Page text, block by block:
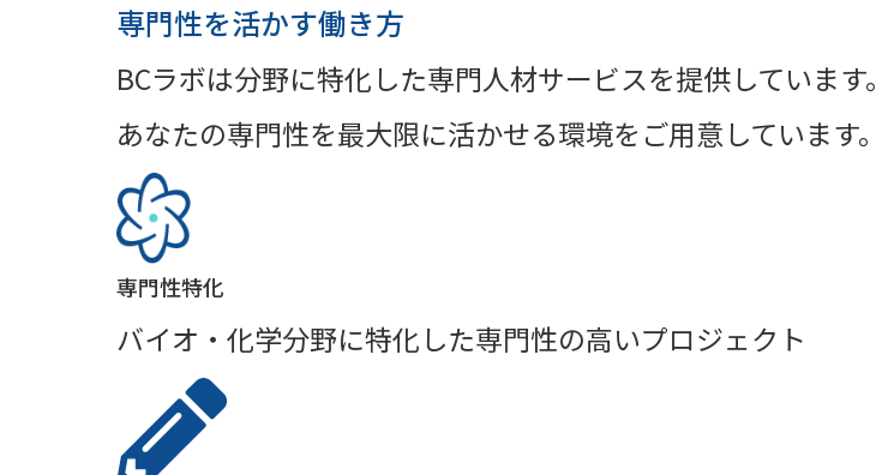
専門性を活かす働き方
BCラボは分野に特化した専門人材サービスを提供しています。
あなたの専門性を最大限に活かせる環境をご用意しています。
専門性特化
バイオ・化学分野に特化した専門性の高いプロジェクト